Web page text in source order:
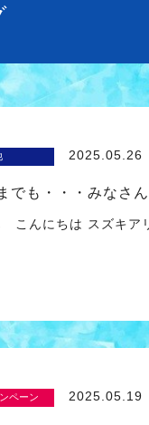
2025.05.26
でも・・・みなさ
んにちは スズキ
ペーン 2025.05.19